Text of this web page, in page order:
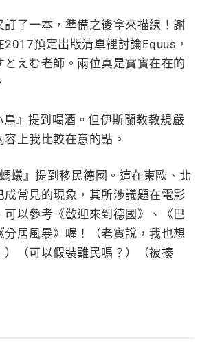
訂了一本，準備之後拿來描線！謝
2017預定出版清單裡討論Equus，
とえむ老師。兩位真是實實在在的
』提到喝酒。但伊斯蘭教教規嚴
上我比較在意的點。
蟻』提到移民德國。這在東歐、北
成常見的現象，其所涉議題在電影
可以參考《歡迎來到德國》、《巴
分居風暴》喔！（老實說，我也想
）（可以假裝難民嗎？）（被揍